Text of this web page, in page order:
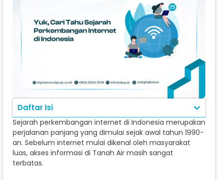
Daftar Isi
Sejarah perkembangan internet di Indonesia merupakan
perjalanan panjang yang dimulai sejak awal tahun 1990-
an. Sebelum internet mulai dikenal oleh masyarakat
luas, akses informasi di Tanah Air masih sangat
terbatas.